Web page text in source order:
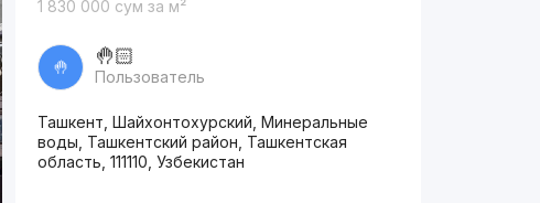
1 830 000 сум за м²
🤚 🤚🏻
Пользователь
Ташкент, Шайхонтохурский, Минеральные
воды, Ташкентский район, Ташкентская
область, 111110, Узбекистан